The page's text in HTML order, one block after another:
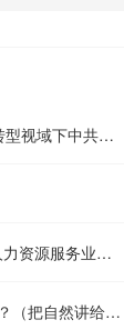
黄文治 贾牧耕：组织转型视域下中共安徽省临时委员会的“两建两废”（1927—1931）
30个左右城市将试点人力资源服务业与制造业融合发展
树木为何会相互“礼让”？（把自然讲给你听）